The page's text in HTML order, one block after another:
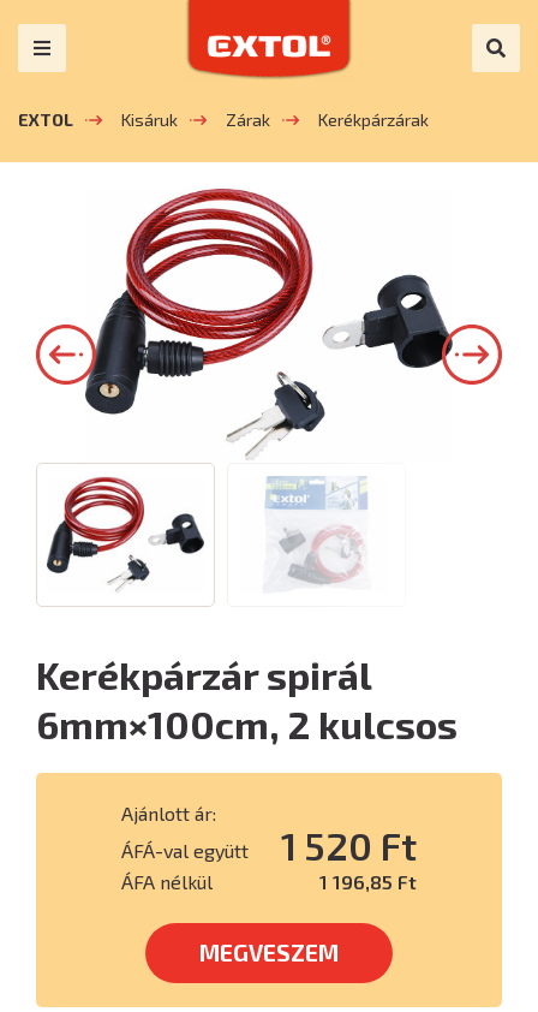
EXTOL Kisáruk Zárak Kerékpárzárak
Kerékpárzár spirál
6mm×100cm, 2 kulcsos
Ajánlott ár:
ÁFÁ-val együtt
1 520 Ft
ÁFA nélkül 1 196,85 Ft
MEGVESZEM